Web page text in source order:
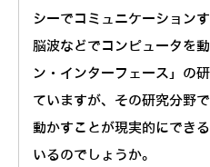
シーでコミュニケーション
脳波などでコンピュータを
ン・インターフェース」の
ていますが、その研究分野
動かすことが現実的にでき
いるのでしょうか。